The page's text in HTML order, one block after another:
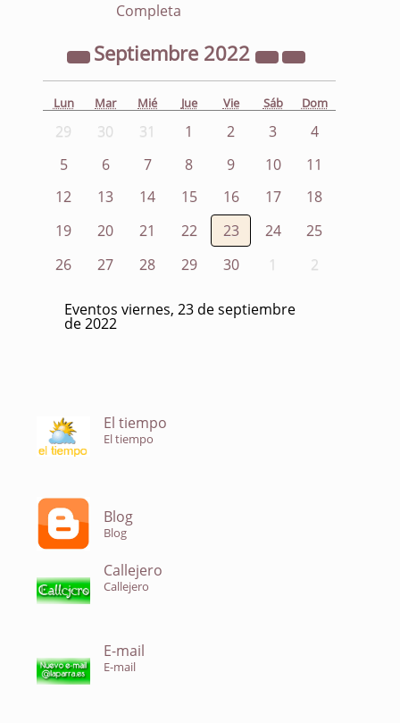
Completa
Septiembre 2022
Lun Mar Mié Jue Vie Sáb Dom
29 30 31 1 2 3
4
5
6 7 8 9 10
11
12
13 14 15 16 17
18
19
20 21 22 23 24
25
26
27 28 29 30 1 2
Eventos viernes, 23 de septiembre
de 2022
El tiempo
El tiempo
Blog
Blog
Callejero
Callejero
E-mail
E-mail